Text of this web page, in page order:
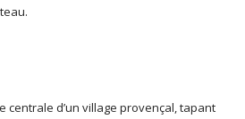
centrale d’un village provençal, tapant